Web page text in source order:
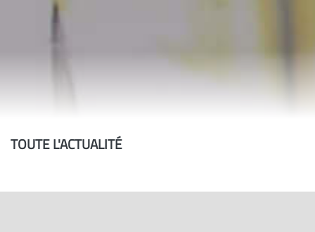
TOUTE L'ACTUALITÉ